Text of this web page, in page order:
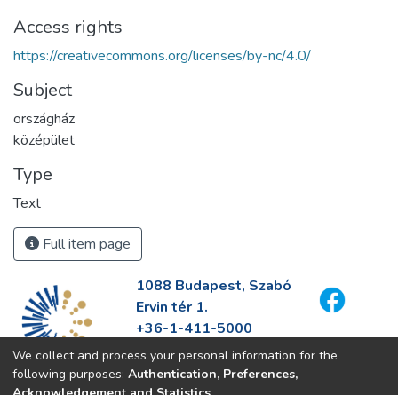
Access rights
https://creativecommons.org/licenses/by-nc/4.0/
Subject
országház
középület
Type
Text
Full item page
1088 Budapest, Szabó
Ervin tér 1.
+36-1-411-5000
info@fszek.hu
https://fszek.hu
We collect and process your personal information for the
following purposes: Authentication, Preferences,